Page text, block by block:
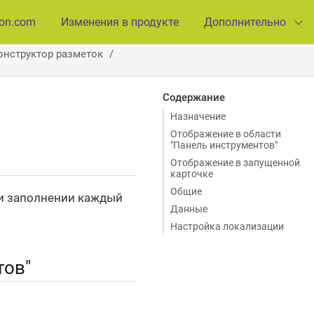
Изменения в продукте Дополнительно
разметок
Содержание
Назначение
Отображение в области
"Панель инструментов"
Отображение в запущенной
карточке
Общие
Данные
Настройка локализации
заполнении каждый